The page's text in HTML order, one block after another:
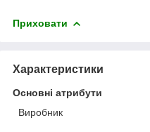
Приховати
Характеристики
Основні атрибути
Виробник